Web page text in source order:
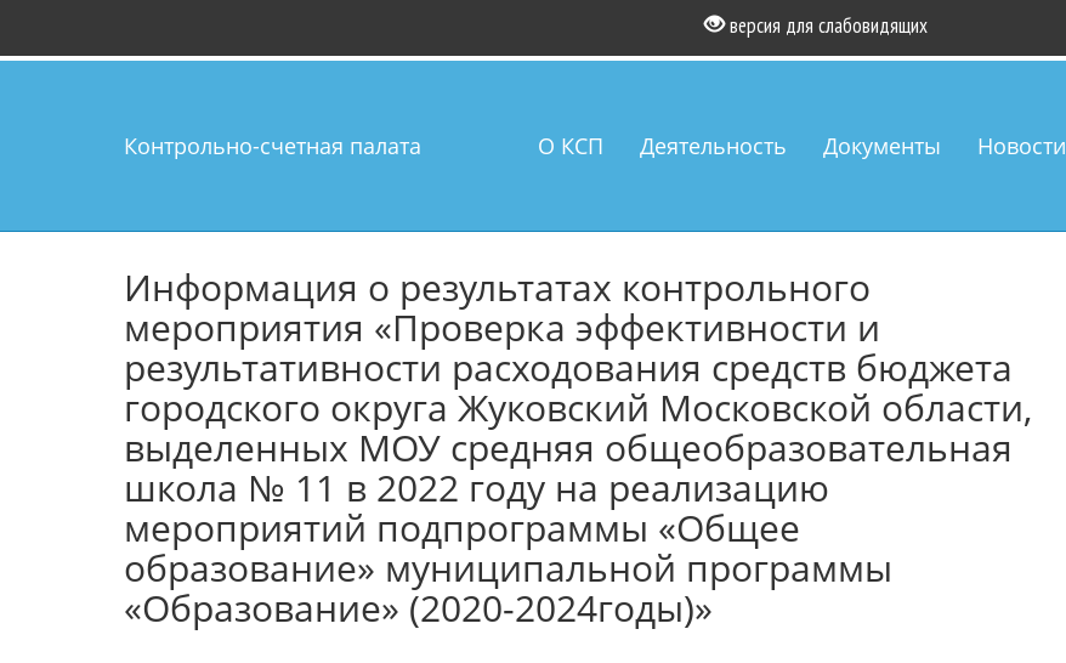
версия для слабовидящих
Контрольно-счетная палата О КСП Деятельность Документы Новости
Информация о результатах контрольного
мероприятия «Проверка эффективности и
результативности расходования средств бюджета
городского округа Жуковский Московской области,
выделенных МОУ средняя общеобразовательная
школа № 11 в 2022 году на реализацию
мероприятий подпрограммы «Общее
образование» муниципальной программы
«Образование» (2020-2024годы)»